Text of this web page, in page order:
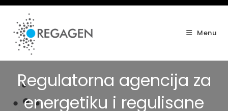
Skip
content
Menu
Regulatorna agencija za
energetiku i regulisane